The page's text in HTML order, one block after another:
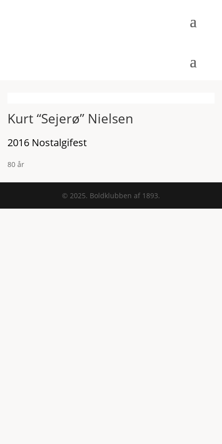
Kurt “Sejerø” Nielsen
2016 Nostalgifest
80 år
© 2025. Boldklubben af 1893.